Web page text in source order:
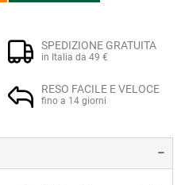
SPEDIZIONE GRATUITA
in Italia da 49 €
RESO FACILE E VELOCE
fino a 14 giorni